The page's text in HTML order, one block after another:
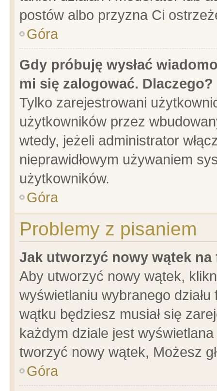
postów albo przyzna Ci
Góra
Gdy próbuję wysłać
mi się zalogować. Dlaczego?
Tylko zarejestrowani
użytkowników przez
wtedy, jeżeli administrator
nieprawidłowym używaniem
użytkowników.
Góra
Problemy z pisaniem
Jak utworzyć nowy wątek na
Aby utworzyć nowy wątek,
wyświetlaniu wybranego
wątku będziesz musiał się
każdym dziale jest
tworzyć nowy wątek, Możesz
Góra